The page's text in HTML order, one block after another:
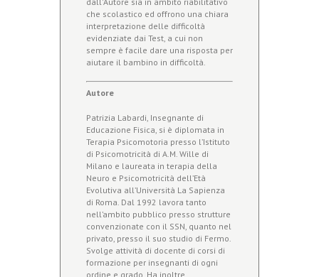
che scolastico ed offrono una chiara
interpretazione delle difficoltà
evidenziate dai Test, a cui non
sempre è facile dare una risposta per
aiutare il bambino in difficoltà.
Autore
Patrizia Labardi, Insegnante di
Educazione Fisica, si è diplomata in
Terapia Psicomotoria presso l’Istituto
di Psicomotricità di A.M. Wille di
Milano e laureata in terapia della
Neuro e Psicomotricità dell’Età
Evolutiva all’Università La Sapienza
di Roma. Dal 1992 lavora tanto
nell’ambito pubblico presso strutture
convenzionate con il SSN, quanto nel
privato, presso il suo studio di Fermo.
Svolge attività di docente di corsi di
formazione per insegnanti di ogni
ordine e grado. Ha inoltre